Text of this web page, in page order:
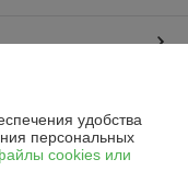
удобства
персональных
cookies или